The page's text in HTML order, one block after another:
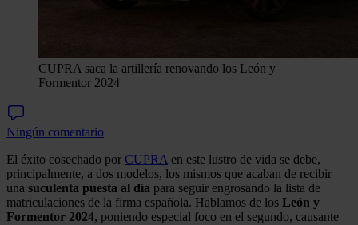
CUPRA saca la artillería renovando los León y
Formentor 2024
Ningún comentario
El éxito cosechado por CUPRA en este lustro de vida se debe,
principalmente, a dos modelos, los mismos que acaban de recibir
una suculenta puesta al día para seguir engrosando la lista de
matriculaciones de la firma española. Hablamos de los León y
Formentor 2024, poniendo especial foco en el segundo, causante